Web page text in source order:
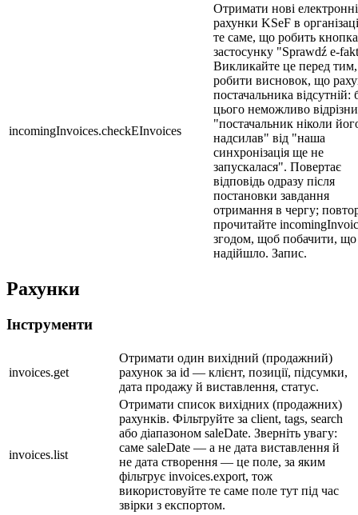
incomingInvoices.checkEInvoices
Отримати нові електронні
рахунки KSeF в
те саме, що робить кнопка
застосунку "Sprawdź e-
Викликайте це перед
робити висновок, що
постачальника відсутній:
цього неможливо
"постачальник ніколи
надсилав" від "наша
синхронізація ще не
запускалася". Повертає
відповідь одразу після
постановки завдання
отримання в чергу;
прочитайте
згодом, щоб побачити, що
надійшло. Запис.
Рахунки
Інструменти
invoices.get
Отримати один вихідний (продажний)
рахунок за id — клієнт, позиції, підсумки,
дата продажу й виставлення, статус.
invoices.list
Отримати список вихідних (продажних)
рахунків. Фільтруйте за client, tags, search
або діапазоном saleDate. Зверніть увагу:
саме saleDate — а не дата виставлення й
не дата створення — це поле, за яким
фільтрує invoices.export, тож
використовуйте те саме поле тут під час
звірки з експортом.